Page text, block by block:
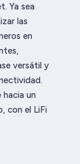
Ya sea
las
en
versátil y
hacia un
con el LiFi